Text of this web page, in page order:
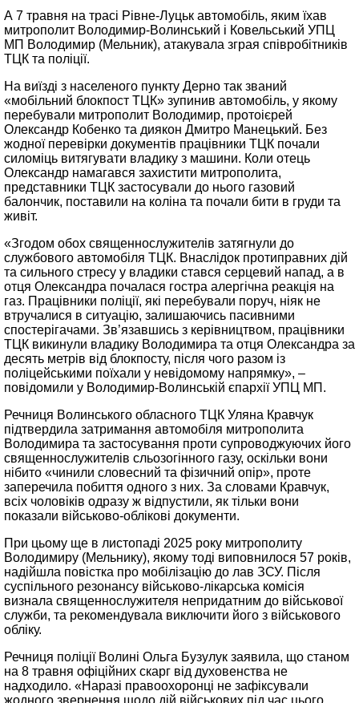
А 7 травня на трасі Рівне-Луцьк автомобіль, яким їхав
митрополит Володимир-Волинський і Ковельський УПЦ
МП Володимир (Мельник), атакувала зграя співробітників
ТЦК та поліції.
На виїзді з населеного пункту Дерно так званий
«мобільний блокпост ТЦК» зупинив автомобіль, у якому
перебували митрополит Володимир, протоієрей
Олександр Кобенко та диякон Дмитро Манецький. Без
жодної перевірки документів працівники ТЦК почали
силоміць витягувати владику з машини. Коли отець
Олександр намагався захистити митрополита,
представники ТЦК застосували до нього газовий
балончик, поставили на коліна та почали бити в груди та
живіт.
«Згодом обох священнослужителів затягнули до
службового автомобіля ТЦК. Внаслідок протиправних дій
та сильного стресу у владики стався серцевий напад, а в
отця Олександра почалася гостра алергічна реакція на
газ. Працівники поліції, які перебували поруч, ніяк не
втручалися в ситуацію, залишаючись пасивними
спостерігачами. Зв’язавшись з керівництвом, працівники
ТЦК викинули владику Володимира та отця Олександра за
десять метрів від блокпосту, після чого разом із
поліцейськими поїхали у невідомому напрямку», –
повідомили у Володимир-Волинській єпархії УПЦ МП.
Речниця Волинського обласного ТЦК Уляна Кравчук
підтвердила затримання автомобіля митрополита
Володимира та застосування проти супроводжуючих його
священнослужителів сльозогінного газу, оскільки вони
нібито «чинили словесний та фізичний опір», проте
заперечила побиття одного з них. За словами Кравчук,
всіх чоловіків одразу ж відпустили, як тільки вони
показали військово-облікові документи.
При цьому ще в листопаді 2025 року митрополиту
Володимиру (Мельнику), якому тоді виповнилося 57 років,
надійшла повістка про мобілізацію до лав ЗСУ. Після
суспільного резонансу військово-лікарська комісія
визнала священнослужителя непридатним до військової
служби, та рекомендувала виключити його з військового
обліку.
Речниця поліції Волині Ольга Бузулук заявила, що станом
на 8 травня офіційних скарг від духовенства не
надходило. «Наразі правоохоронці не зафіксували
жодного звернення щодо дій військових під час цього